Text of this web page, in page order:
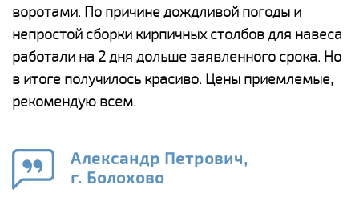
воротами. По причине дождливой погоды и
непростой сборки кирпичных столбов для навеса
работали на 2 дня дольше заявленного срока. Но
в итоге получилось красиво. Цены приемлемые,
рекомендую всем.
Александр Петрович,
г. Болохово